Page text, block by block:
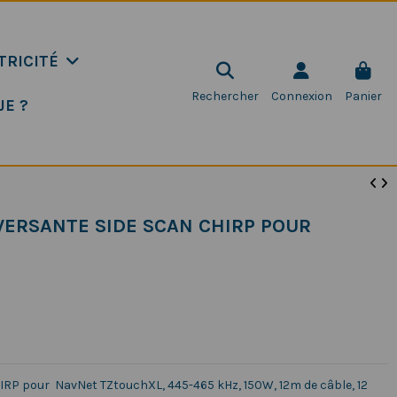
? Rechercher Connexion Panier
SIDE SCAN CHIRP POUR
pour NavNet TZtouchXL, 445-465 kHz, 150W, 12m de câble, 12